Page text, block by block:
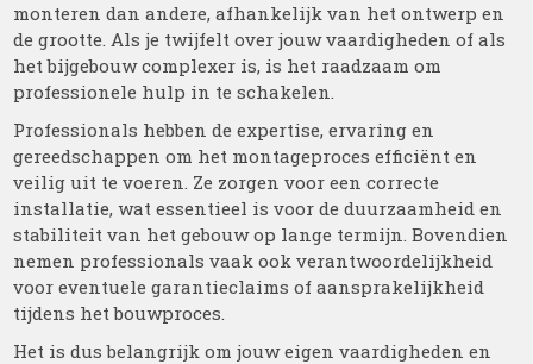
monteren dan andere, afhankelijk van het ontwerp en
de grootte. Als je twijfelt over jouw vaardigheden of als
het bijgebouw complexer is, is het raadzaam om
professionele hulp in te schakelen.
Professionals hebben de expertise, ervaring en
gereedschappen om het montageproces efficiënt en
veilig uit te voeren. Ze zorgen voor een correcte
installatie, wat essentieel is voor de duurzaamheid en
stabiliteit van het gebouw op lange termijn. Bovendien
nemen professionals vaak ook verantwoordelijkheid
voor eventuele garantieclaims of aansprakelijkheid
tijdens het bouwproces.
Het is dus belangrijk om jouw eigen vaardigheden en